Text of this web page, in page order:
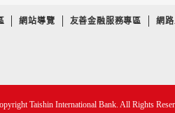
網站導覽 友善金融服務專區 網
Taishin International Bank. All Rights